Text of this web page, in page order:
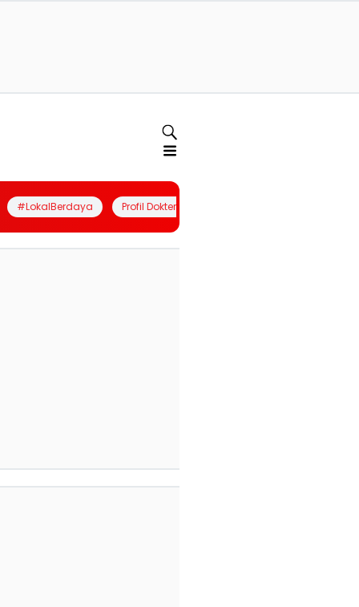
#LokalBerdaya Profil Dokter